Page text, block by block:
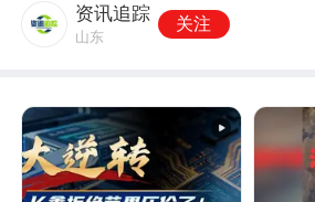
资讯追踪
山东
关注